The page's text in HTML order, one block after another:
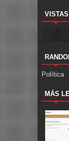
Política
MÁS